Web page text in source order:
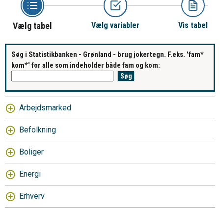
Vælg tabel Vælg variabler Vis tabel
Søg i Statistikbanken - Grønland - brug jokertegn. F.eks. 'fam*
kom*' for alle som indeholder både fam og kom:
Arbejdsmarked
Befolkning
Boliger
Energi
Erhverv